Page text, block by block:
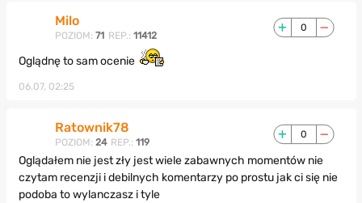
Milo
POZIOM: 71 REP.: 11412
0
Oglądnę to sam ocenie
06.07, 02:25
Ratownik78
POZIOM: 24 REP.: 119
0
Oglądałem nie jest zły jest wiele zabawnych momentów nie
czytam recenzji i debilnych komentarzy po prostu jak ci się nie
podoba to wylanczasz i tyle